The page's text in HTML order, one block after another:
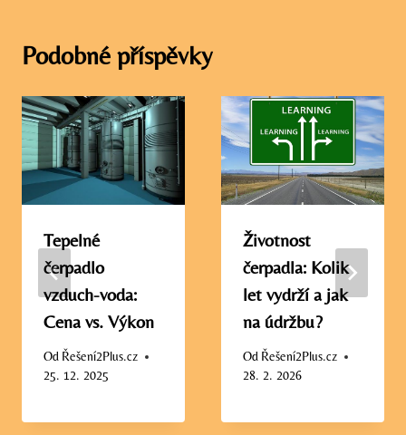
Podobné příspěvky
Tepelné
čerpadlo
vzduch-voda:
Cena vs. Výkon
Od Řešení2Plus.cz
25. 12. 2025
Životnost
čerpadla: Kolik
let vydrží a jak
na údržbu?
Od Řešení2Plus.cz
28. 2. 2026